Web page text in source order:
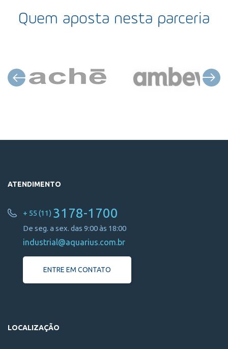
Quem aposta nesta parceria
ATENDIMENTO
+ 55 (11) 3178-1700
De seg. a sex. das 9:00 às 18:00
industrial@aquarius.com.br
ENTRE EM CONTATO
LOCALIZAÇÃO